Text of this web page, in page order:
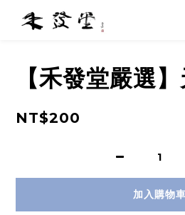
【禾發堂嚴選
NT$200
加入購物車